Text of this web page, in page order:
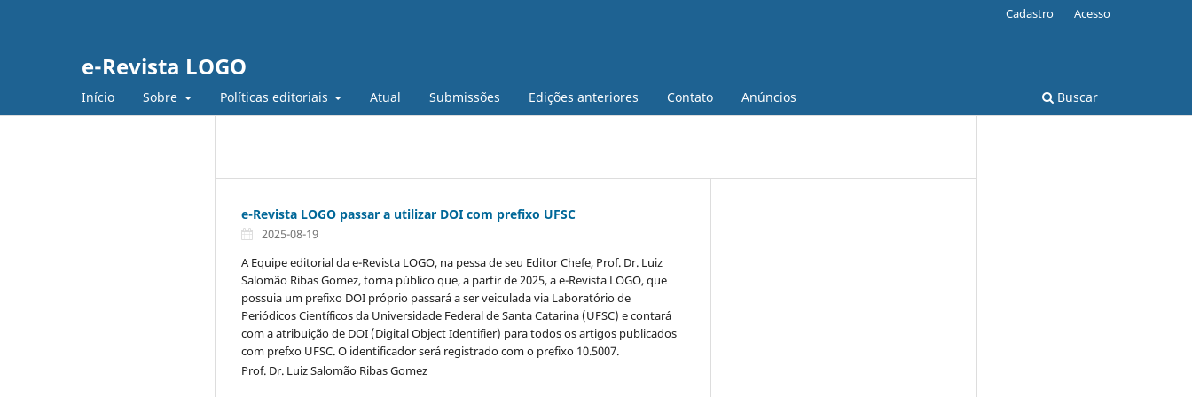
e-Revista LOGO
Início Sobre Políticas editoriais Atual Submissões Edições anteriores Contato Anúncios Buscar
Cadastro Acesso
e-Revista LOGO passar a utilizar DOI com prefixo UFSC
2025-08-19
A Equipe editorial da e-Revista LOGO, na pessa de seu Editor Chefe, Prof. Dr. Luiz
Salomão Ribas Gomez, torna público que, a partir de 2025, a e-Revista LOGO, que
possuia um prefixo DOI próprio passará a ser veiculada via Laboratório de
Periódicos Científicos da Universidade Federal de Santa Catarina (UFSC) e contará
com a atribuição de DOI (Digital Object Identifier) para todos os artigos publicados
com prefxo UFSC. O identificador será registrado com o prefixo 10.5007.
Prof. Dr. Luiz Salomão Ribas Gomez